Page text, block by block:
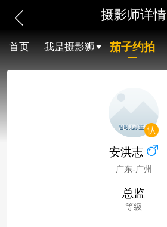
摄影师详情
首页 我是摄影狮 茄子约拍
安洪志
广东-广州
总监
等级